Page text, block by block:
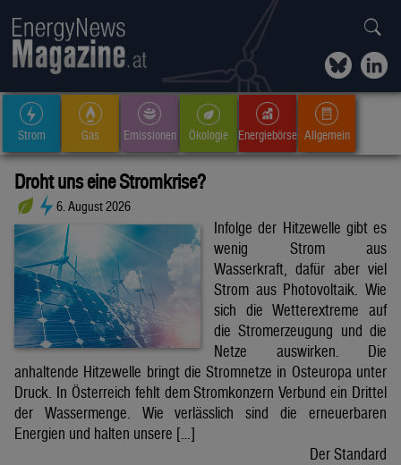
Strom Gas Emissionen Ökologie Energiebörse Allgemein
Droht uns eine Stromkrise?
6. August 2026
Infolge der Hitzewelle gibt es
wenig Strom aus
Wasserkraft, dafür aber viel
Strom aus Photovoltaik. Wie
sich die Wetterextreme auf
die Stromerzeugung und die
Netze auswirken. Die
anhaltende Hitzewelle bringt die Stromnetze in Osteuropa unter
Druck. In Österreich fehlt dem Stromkonzern Verbund ein Drittel
der Wassermenge. Wie verlässlich sind die erneuerbaren
Energien und halten unsere […]
Der Standard